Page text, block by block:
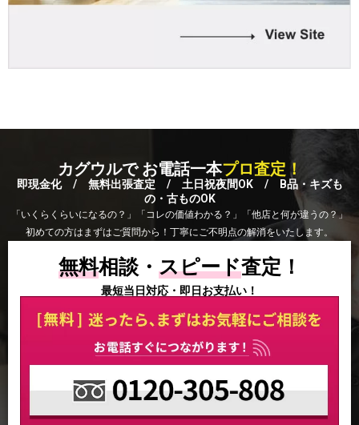
カグウルで お電話一本プロ査定！
即現金化 / 無料出張査定 / 土日祝夜間OK / B品・キズも
の・古ものOK
「いくらくらいになるの？」「コレの価値わかる？」「他店と何が違うの？」
初めての方はまずはご質問から！丁寧にご不明点の解消をいたします。
無料相談・ スピード査定！
最短当日対応・即日お支払い！